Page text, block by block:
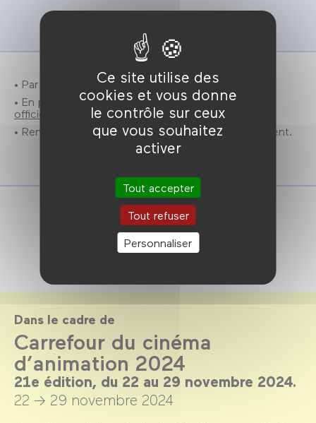
Ce site utilise des
cookies et vous donne
le contrôle sur ceux
que vous souhaitez
activer
Tout accepter
Tout refuser
Personnaliser
• Par Écran Total (site officiel).
• En partenariat avec Les Femmes s’Animent (
officiel
• Rencontre professionnelle, sur invitation uniquement.
Dans le cadre de
Carrefour du cinéma
d’animation 2024
21e édition, du 22 au 29 novembre 2024.
22 → 29 novembre 2024